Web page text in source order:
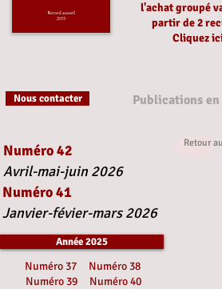
l'achat groupé
partirde 2
Cliquez
Nous contacter Publications
Retour
Numéro 42
Avril-mai-juin 2026
Numéro 41
Janvier-févier-mars 2026
Année 2025
Numéro 37
Numéro 38
Numéro 39
Numéro 40